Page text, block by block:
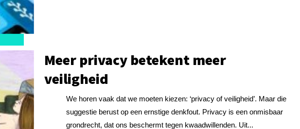
Meer privacy betekent meer
veiligheid
We horen vaak dat we moeten kiezen: ‘privacy of veiligheid’. Maar die
suggestie berust op een ernstige denkfout. Privacy is een onmisbaar
grondrecht, dat ons beschermt tegen kwaadwillenden. Uit...